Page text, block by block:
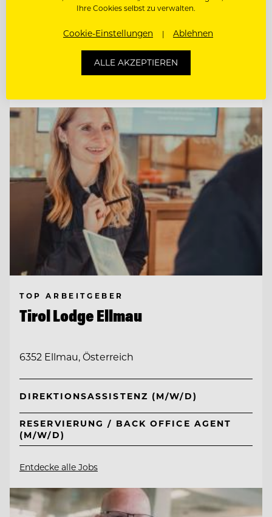
CHEF DE PARTIE
TOP ARBEITGEBER
Tirol Lodge Ellmau
6352 Ellmau, Österreich
DIREKTIONSASSISTENZ (M/W/D)
RESERVIERUNG / BACK OFFICE AGENT
(M/W/D)
Entdecke alle Jobs
Ihre Cookies selbst zu verwalten.
Cookie-Einstellungen Ablehnen
ALLE AKZEPTIEREN